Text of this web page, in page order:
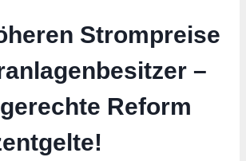
Strompreise
–
Reform